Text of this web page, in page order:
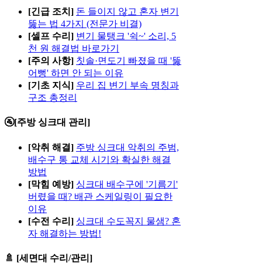
[긴급 조치] 돈 들이지 않고 혼자 변기
뚫는 법 4가지 (전문가 비결)
[셀프 수리] 변기 물탱크 '쉭~' 소리, 5
천 원 해결법 바로가기
[주의 사항] 칫솔·면도기 빠졌을 때 '뚫
어뻥' 하면 안 되는 이유
[기초 지식] 우리 집 변기 부속 명칭과
구조 총정리
🚰[주방 싱크대 관리]
[악취 해결] 주방 싱크대 악취의 주범,
배수구 통 교체 시기와 확실한 해결
방법
[막힘 예방] 싱크대 배수구에 '기름기'
버렸을 때? 배관 스케일링이 필요한
이유
[수전 수리] 싱크대 수도꼭지 물샘? 혼
자 해결하는 방법!
🚿 [세면대 수리/관리]